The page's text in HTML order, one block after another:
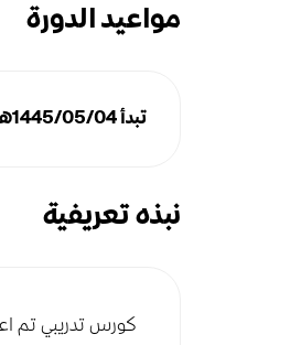
مواعيد الدورة
تبدأ 1445/05/04هـ
نبذه تعريفية
كورس تدريبي تم